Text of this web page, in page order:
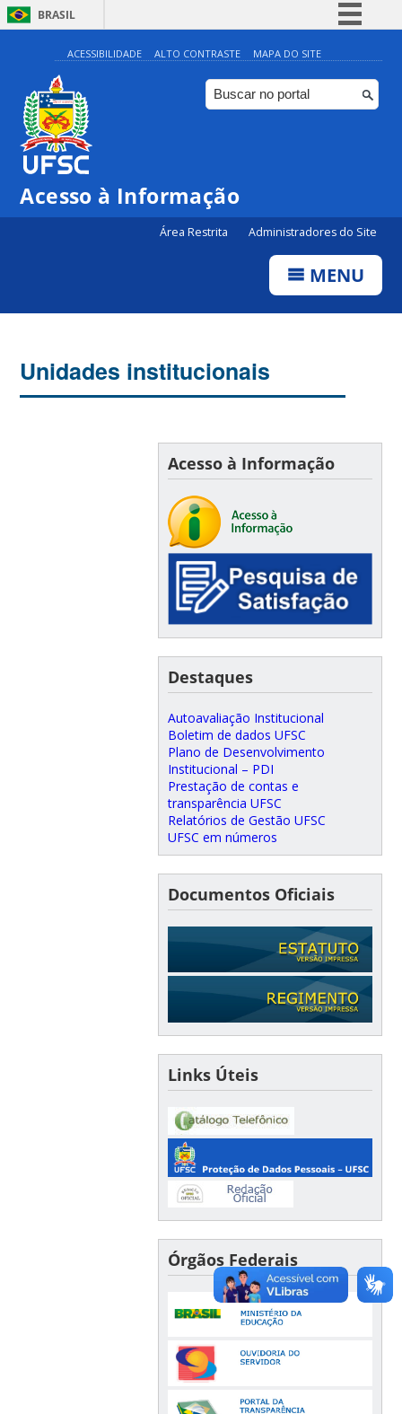
BRASIL
Simplifique!
Comunica BR
Participe
ACESSIBILIDADE ALTO CONTRASTE MAPA DO SITE
Acesso à Informação
Área Restrita Administradores do Site
MENU
Unidades institucionais
Acesso à Informação
Destaques
Autoavaliação Institucional
Boletim de dados UFSC
Plano de Desenvolvimento
Institucional – PDI
Prestação de contas e
transparência UFSC
Relatórios de Gestão UFSC
UFSC em números
Documentos Oficiais
Links Úteis
Órgãos Federais